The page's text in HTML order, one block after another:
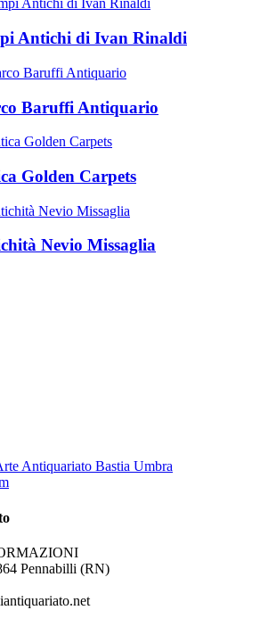
Antichi di Ivan Rinaldi
Baruffi Antiquario
Golden Carpets
Nevio Missaglia
Antiquariato Bastia Umbra
Pennabilli (RN)